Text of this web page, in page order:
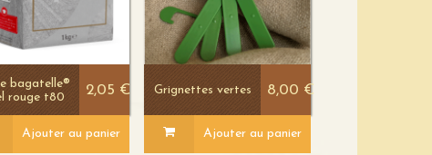
bagatelle®
rouge t80
2,05 €
Ajouter au panier
Grignettes vertes 8,00 €
Ajouter au panier